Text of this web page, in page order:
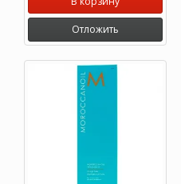
Отложить